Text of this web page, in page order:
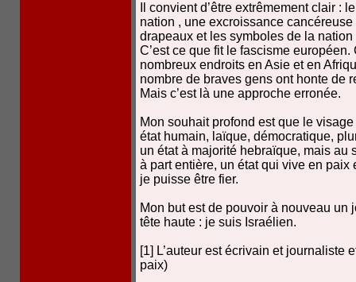
Il convient d’être extrêmement clair :
nation , une excroissance
drapeaux et les symboles de la
C’est ce que fit le fascisme européen.
nombreux endroits en Asie et en
nombre de braves gens ont honte de
Mais c’est là une approche erronée.
Mon souhait profond est que le
état humain, laïque, démocratique,
un état à majorité hebraïque, mais
à part entière, un état qui vive en
je puisse être fier.
Mon but est de pouvoir à nouveau un
tête haute : je suis Israélien.
[1] L’auteur est écrivain et journaliste
paix)